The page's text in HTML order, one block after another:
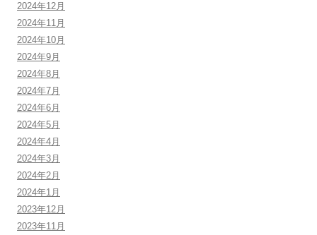
2024年12月
2024年11月
2024年10月
2024年9月
2024年8月
2024年7月
2024年6月
2024年5月
2024年4月
2024年3月
2024年2月
2024年1月
2023年12月
2023年11月